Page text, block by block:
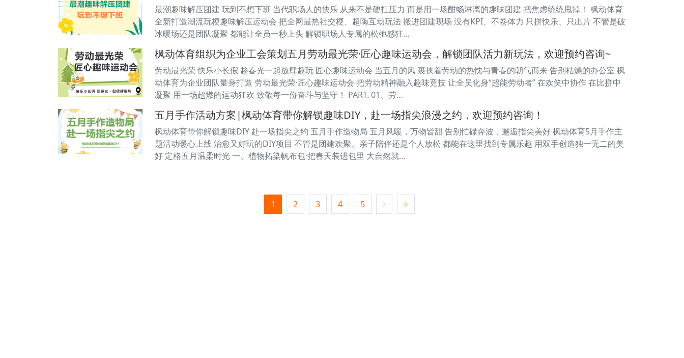
最潮趣味解压团建 玩到不想下班 当代职场人的快乐 从来不是硬扛压力 而是用一场酣畅淋漓的趣味团建 把焦虑统统甩掉！ 枫动体育
全新打造潮流玩梗趣味解压运动会 把全网最热社交梗、超嗨互动玩法 搬进团建现场 没有KPI、不卷体力 只拼快乐、只出片 不管是破
冰暖场还是团队凝聚 都能让全员一秒上头 解锁职场人专属的松弛感狂…
枫动体育组织为企业工会策划五月劳动最光荣·匠心趣味运动会，解锁团队活力新玩法，欢迎预约咨询~
劳动最光荣 快乐小长假 趁春光一起放肆趣玩 匠心趣味运动会 当五月的风 裹挟着劳动的热忱与青春的朝气而来 告别枯燥的办公室 枫
动体育为企业团队量身打造 劳动最光荣·匠心趣味运动会 把劳动精神融入趣味竞技 让全员化身“超能劳动者” 在欢笑中协作 在比拼中
凝聚 用一场超燃的运动狂欢 致敬每一份奋斗与坚守！ PART. 01、劳…
五月手作活动方案|枫动体育带你解锁趣味DIY，赴一场指尖浪漫之约，欢迎预约咨询！
枫动体育带你解锁趣味DIY 赴一场指尖之约 五月手作造物局 五月风暖，万物皆甜 告别忙碌奔波，邂逅指尖美好 枫动体育5月手作主
题活动暖心上线 治愈又好玩的DIY项目 不管是团建欢聚、亲子陪伴还是个人放松 都能在这里找到专属乐趣 用双手创造独一无二的美
好 定格五月温柔时光 一、植物拓染帆布包·把春天装进包里 大自然就…
1 2 3 4 5